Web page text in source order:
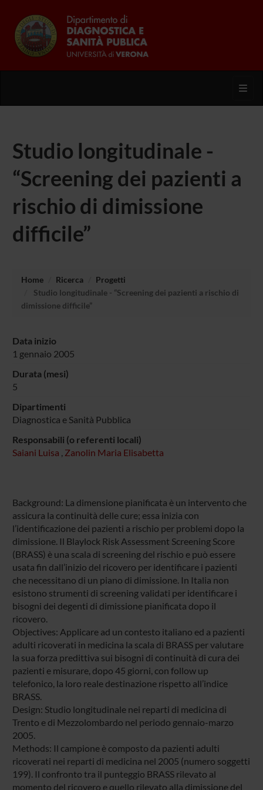
Studio longitudinale -
“Screening dei pazienti a
rischio di dimissione
difficile”
Home Ricerca
Progetti
Studio longitudinale - “Screening dei pazienti a rischio di
dimissione difficile”
Data inizio
1 gennaio 2005
Durata (mesi)
5
Dipartimenti
Diagnostica e Sanità Pubblica
Responsabili (o referenti locali)
Saiani Luisa , Zanolin Maria Elisabetta
Background: La dimensione pianificata è un intervento che
assicura la continuità delle cure; essa inizia con
l’identificazione dei pazienti a rischio per problemi dopo la
dimissione. Il Blaylock Risk Assessment Screening Score
(BRASS) è una scala di screening del rischio e può essere
usata fin dall’inizio del ricovero per identificare i pazienti
che necessitano di un piano di dimissione. In Italia non
esistono strumenti di screening validati per identificare i
bisogni dei degenti di dimissione pianificata dopo il
ricovero.
Objectives: Applicare ad un contesto italiano ed a pazienti
adulti ricoverati in medicina la scala di BRASS per valutare
la sua forza predittiva sui bisogni di continuità di cura dei
pazienti e misurare, dopo 45 giorni, con follow up
telefonico, la loro reale destinazione rispetto all’indice
BRASS.
Design: Studio longitudinale nei reparti di medicina di
Trento e di Mezzolombardo nel periodo gennaio-marzo
2005.
Methods: Il campione è composto da pazienti adulti
ricoverati nei reparti di medicina nel 2005 (numero soggetti
199). Il confronto tra il punteggio BRASS rilevato al
momento del ricovero e quello rilevato alla dimissione del